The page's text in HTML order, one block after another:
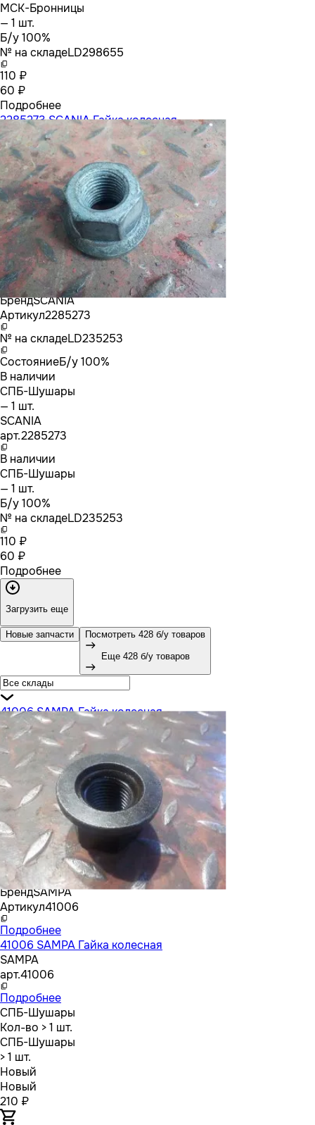
МСК-Бронницы
— 1 шт.
Б/у 100%
№ на складеLD298655
110 ₽
60 ₽
Подробнее
2285273 SCANIA Гайка колесная
БрендSCANIA
Артикул2285273
№ на складеLD235253
СостояниеБ/у 100%
В наличии
СПБ-Шушары
— 1 шт.
SCANIA
арт.2285273
В наличии
СПБ-Шушары
— 1 шт.
Б/у 100%
№ на складеLD235253
110 ₽
60 ₽
Подробнее
Загрузить еще
Новые запчасти Посмотреть 428 б/у товаров
Еще 428 б/у товаров
41006 SAMPA Гайка колесная
БрендSAMPA
Артикул41006
Подробнее
41006 SAMPA Гайка колесная
SAMPA
арт.41006
Подробнее
СПБ-Шушары
Кол-во > 1 шт.
СПБ-Шушары
> 1 шт.
Новый
Новый
210 ₽